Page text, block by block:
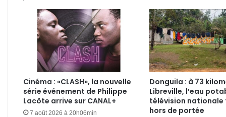
Cinéma : «CLASH», la nouvelle
série événement de Philippe
Lacôte arrive sur CANAL+
7 août 2026 à 20h06min
Donguila : à 73
Libreville, l’eau
télévision nationale
hors de portée